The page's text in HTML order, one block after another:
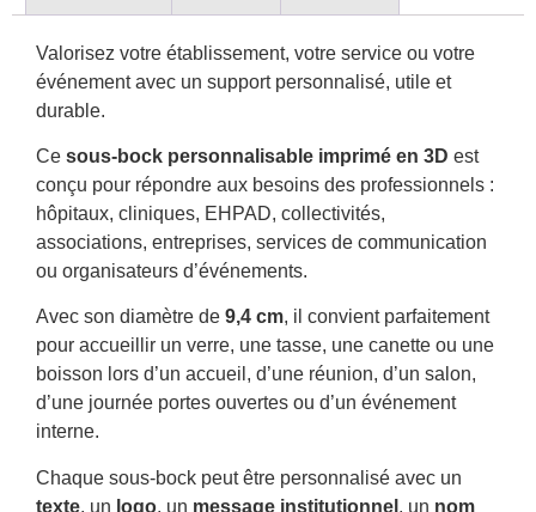
Valorisez votre établissement, votre service ou votre
événement avec un support personnalisé, utile et
durable.
Ce sous-bock personnalisable imprimé en 3D est
conçu pour répondre aux besoins des professionnels :
hôpitaux, cliniques, EHPAD, collectivités,
associations, entreprises, services de communication
ou organisateurs d’événements.
Avec son diamètre de 9,4 cm, il convient parfaitement
pour accueillir un verre, une tasse, une canette ou une
boisson lors d’un accueil, d’une réunion, d’un salon,
d’une journée portes ouvertes ou d’un événement
interne.
Chaque sous-bock peut être personnalisé avec un
texte, un logo, un message institutionnel , un nom